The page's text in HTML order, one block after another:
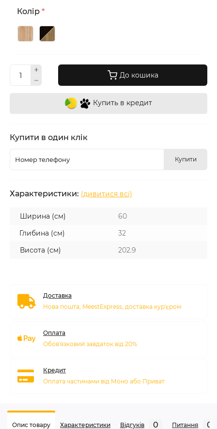
Колір *
До кошика
Купить в кредит
Купити в один клік
Купити
Характеристики: (дивитися всі)
Ширина (см)
60
Глибина (см)
32
Висота (см)
202.9
Доставка
Нова пошта, MeestExpress, доставка кур'єром
Оплата
Обов'язковий завдаток від 20%
Кредит
Оплата частинами від Моно або Приват
Опис товару Характеристики Відгуків 0 Питання 0